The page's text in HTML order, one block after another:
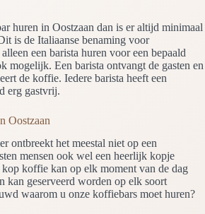
huren in Oostzaan dan is er altijd minimaal
is de Italiaanse benaming voor
een barista huren voor een bepaald
mogelijk. Een barista ontvangt de gasten en
de koffie. Iedere barista heeft een
erg gastvrij.
Oostzaan
ontbreekt het meestal niet op een
mensen ook wel een heerlijk kopje
koffie kan op elk moment van de dag
kan geserveerd worden op elk soort
waarom u onze koffiebars moet huren?